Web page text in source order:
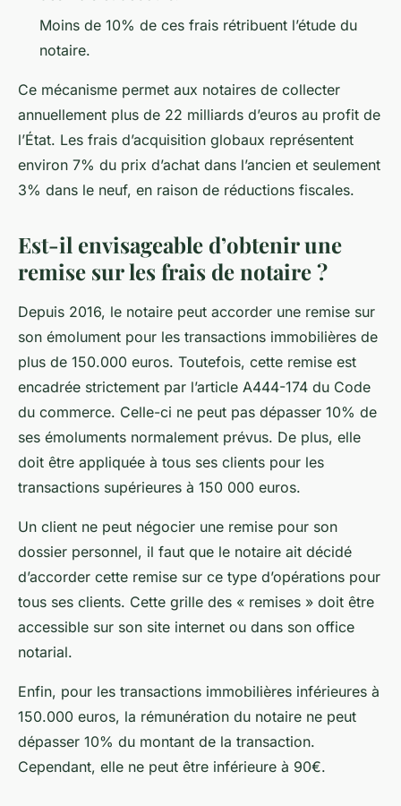
Moins de 10% de ces frais rétribuent l’étude du
notaire.
Ce mécanisme permet aux notaires de collecter
annuellement plus de 22 milliards d’euros au profit de
l’État. Les frais d’acquisition globaux représentent
environ 7% du prix d’achat dans l’ancien et seulement
3% dans le neuf, en raison de réductions fiscales.
Est-il envisageable d’obtenir une
remise sur les frais de notaire ?
Depuis 2016, le notaire peut accorder une remise sur
son émolument pour les transactions immobilières de
plus de 150.000 euros. Toutefois, cette remise est
encadrée strictement par l’article A444-174 du Code
du commerce. Celle-ci ne peut pas dépasser 10% de
ses émoluments normalement prévus. De plus, elle
doit être appliquée à tous ses clients pour les
transactions supérieures à 150 000 euros.
Un client ne peut négocier une remise pour son
dossier personnel, il faut que le notaire ait décidé
d’accorder cette remise sur ce type d’opérations pour
tous ses clients. Cette grille des « remises » doit être
accessible sur son site internet ou dans son office
notarial.
Enfin, pour les transactions immobilières inférieures à
150.000 euros, la rémunération du notaire ne peut
dépasser 10% du montant de la transaction.
Cependant, elle ne peut être inférieure à 90€.